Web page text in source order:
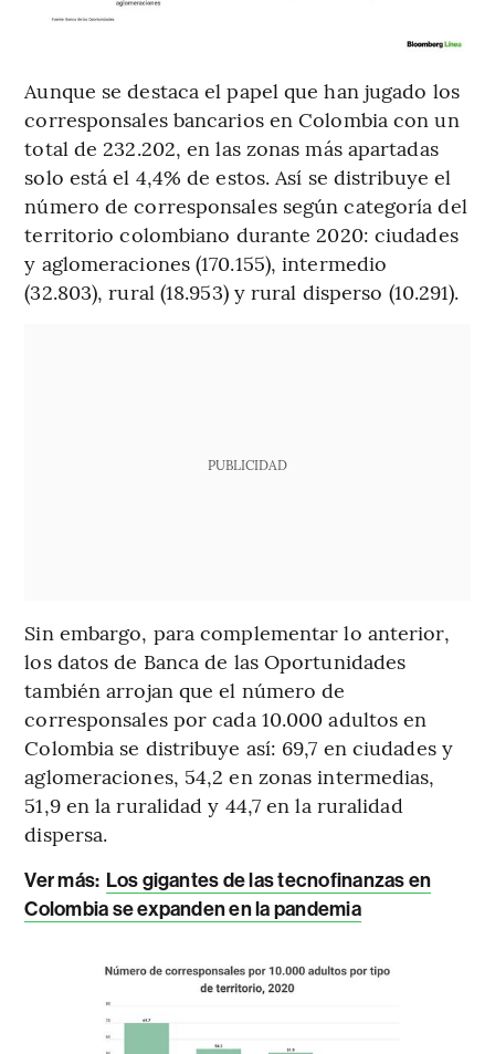
Aunque se destaca el papel que han jugado los
corresponsales bancarios en Colombia con un
total de 232.202, en las zonas más apartadas
solo está el 4,4% de estos. Así se distribuye el
número de corresponsales según categoría del
territorio colombiano durante 2020: ciudades
y aglomeraciones (170.155), intermedio
(32.803), rural (18.953) y rural disperso (10.291).
PUBLICIDAD
Sin embargo, para complementar lo anterior,
los datos de Banca de las Oportunidades
también arrojan que el número de
corresponsales por cada 10.000 adultos en
Colombia se distribuye así: 69,7 en ciudades y
aglomeraciones, 54,2 en zonas intermedias,
51,9 en la ruralidad y 44,7 en la ruralidad
dispersa.
Ver más: Los gigantes de las tecnofinanzas en
Colombia se expanden en la pandemia